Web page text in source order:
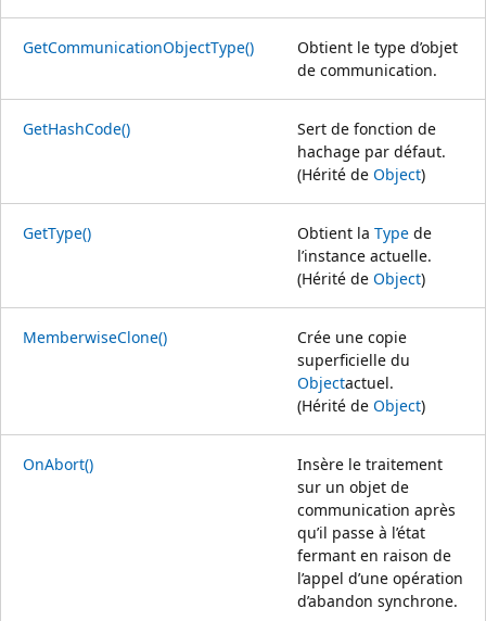
GetCommunicationObjectType()
Obtient le type d’objet
de communication.
GetHashCode()
Sert de fonction de
hachage par défaut.
(Hérité de Object)
GetType() Obtient la Type de
l’instance actuelle.
(Hérité de Object)
MemberwiseClone()
Crée une copie
superficielle du
Objectactuel.
(Hérité de Object)
OnAbort()
Insère le traitement
sur un objet de
communication après
qu’il passe à l’état
fermant en raison de
l’appel d’une opération
d’abandon synchrone.